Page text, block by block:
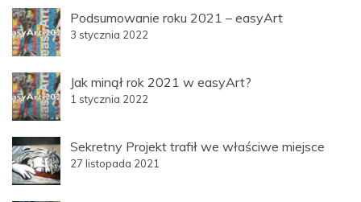
Podsumowanie roku 2021 – easyArt
3 stycznia 2022
Jak minął rok 2021 w easyArt?
1 stycznia 2022
Sekretny Projekt trafił we właściwe miejsce
27 listopada 2021